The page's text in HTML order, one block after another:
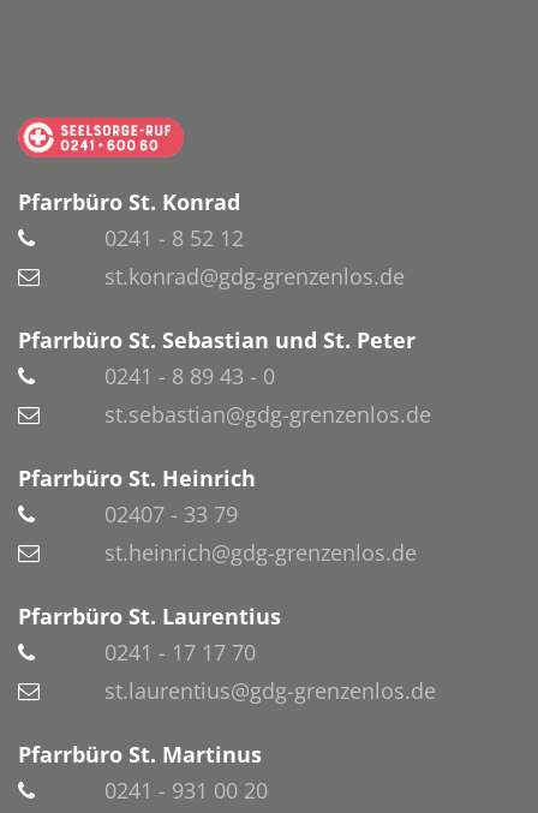
Pfarrbüro St. Konrad
0241 - 8 52 12
st.konrad@gdg-grenzenlos.de
Pfarrbüro St. Sebastian und St. Peter
0241 - 8 89 43 - 0
st.sebastian@gdg-grenzenlos.de
Pfarrbüro St. Heinrich
02407 - 33 79
st.heinrich@gdg-grenzenlos.de
Pfarrbüro St. Laurentius
0241 - 17 17 70
st.laurentius@gdg-grenzenlos.de
Pfarrbüro St. Martinus
0241 - 931 00 20